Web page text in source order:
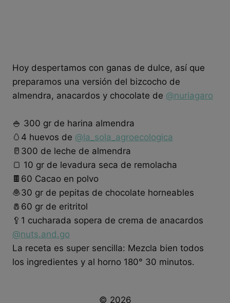
Hoy despertamos con ganas de dulce, así que
preparamos una versión del bizcocho de
almendra, anacardos y chocolate de @nuriagaro
🍚 300 gr de harina almendra
🥚4 huevos de @la_sola_agroecologica
🥛300 de leche de almendra
🍞 10 gr de levadura seca de remolacha
🍫60 Cacao en polvo
🧆30 gr de pepitas de chocolate horneables
🧂60 gr de eritritol
🥄1 cucharada sopera de crema de anacardos
@nuts.and.go
La receta es super sencilla: Mezcla bien todos
los ingredientes y al horno 180° 30 minutos.
© 2026